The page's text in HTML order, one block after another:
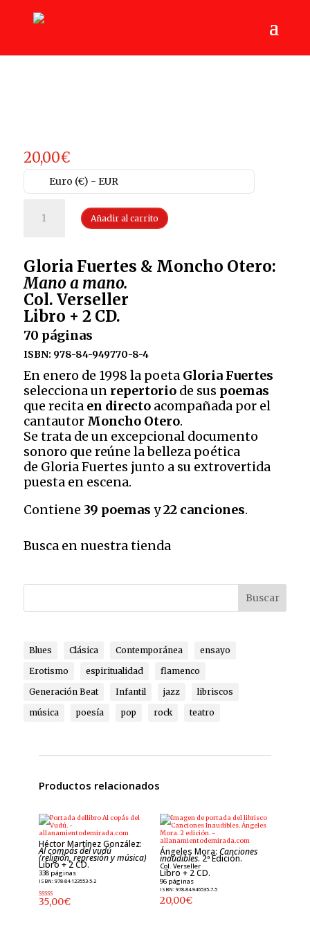
20,00€
Euro (€) - EUR
Fuertes
Otero:
Mano
a
mano.Col.
Verseller
Libro
+
CD.
70
páginasISBN:
978-
84-
949770-
8-
4
Añadir al carrito
Gloria Fuertes & Moncho Otero:
Mano a mano.
Col. Verseller
Libro + 2 CD.
70 páginas
ISBN: 978-84-949770-8-4
En enero de 1998 la poeta Gloria Fuertes
selecciona un repertoriode sus poemas
que recita en directoacompañada por el
cantautor Moncho Otero.
Se trata de un excepcional documento
sonoro que reúne la belleza poética
de Gloria Fuertes junto a su extrovertida
puesta en escena.
Contiene 39 poemas y22 canciones.
Busca en nuestra tienda
Buscar
Blues Clásica Contemporánea
ensayo
Erotismo
espiritualidad
flamenco
Generación Beat
Infantil jazz
libriscos
música
poesía pop rock teatro
Productos relacionados
Héctor Martínez González:
Al compás del vudú
(religión, represión y música)
Libro + 2 CD.
338 páginas
ISBN: 978-84-123553-5-2
Valorado
con
35,00€
Ángeles Mora: Canciones
inaudibles. 2ª Edición.
Col. Verseller
Libro + 2 CD.
96 páginas
ISBN: 978-84-946535-7-5
20,00€